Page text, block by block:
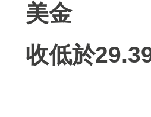
美金
收低於